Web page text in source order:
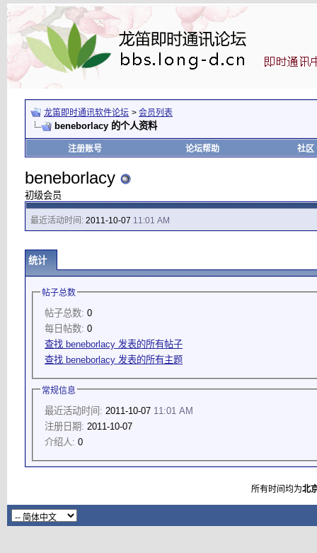
龙笛即时通讯软件论坛 > 会员列表
beneborlacy 的个人资料
注册账号 论坛帮助 社区
beneborlacy
初级会员
最近活动时间: 2011-10-07 11:01 AM
统计
帖子总数
帖子总数: 0
每日帖数: 0
查找 beneborlacy 发表的所有帖子
查找 beneborlacy 发表的所有主题
常规信息
最近活动时间: 2011-10-07 11:01 AM
注册日期: 2011-10-07
介绍人: 0
所有时间均为北